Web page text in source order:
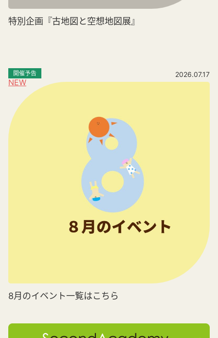
特別企画『古地図と空想地図展』
NEW
開催予告 2026.07.17
8月のイベント一覧はこちら